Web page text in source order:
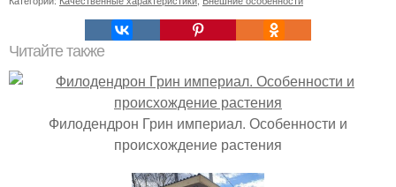
Читайте также
Филодендрон Грин империал. Особенности и
происхождение растения